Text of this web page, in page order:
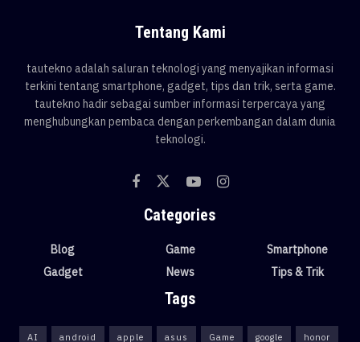
Tentang Kami
tautekno adalah saluran teknologi yang menyajikan informasi
terkini tentang smartphone, gadget, tips dan trik, serta game.
tautekno hadir sebagai sumber informasi terpercaya yang
menghubungkan pembaca dengan perkembangan dalam dunia
teknologi.
Categories
Blog
Gadget
Game
News
Smartphone
Tips & Trik
Tags
AI android apple asus Game google honor